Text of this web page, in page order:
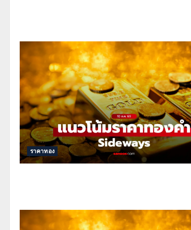
ราคาทอง